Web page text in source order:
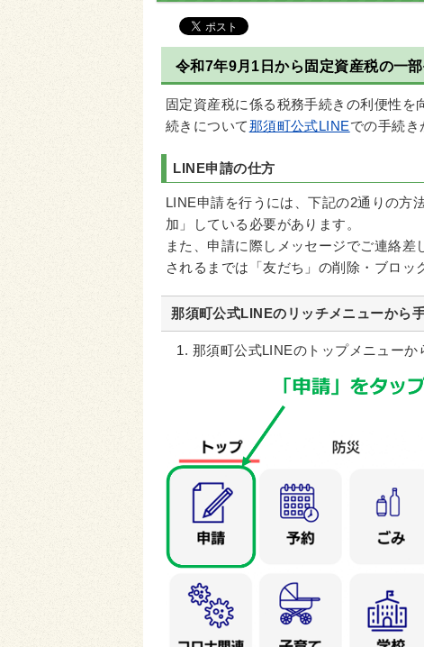
令和7年9月1日から固定資産税の一
固定資産税に係る税務手続きの利便性
続きについて那須町公式LINEでの手続き
LINE申請の仕方
LINE申請を行うには、下記の2通りの方
加」している必要があります。
また、申請に際しメッセージでご連絡
されるまでは「友だち」の削除・ブロッ
那須町公式LINEのリッチメニューから
那須町公式LINEのトップメニューか